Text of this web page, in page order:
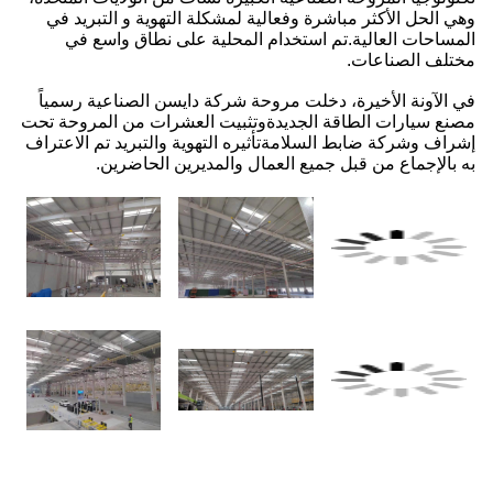
و التبريد في
نطاق واسع في
الصناعية رسمياً
من المروحة تحت
تم الاعتراف
الحاضرين.